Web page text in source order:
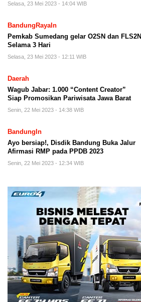
Selasa, 23 Mei 2023 - 14:04 WIB
BandungRayaIn
Pemkab Sumedang gelar O2SN dan FLS2N
Selama 3 Hari
Selasa, 23 Mei 2023 - 12:11 WIB
Daerah
Wagub Jabar: 1.000 “Content Creator”
Siap Promosikan Pariwisata Jawa Barat
Senin, 22 Mei 2023 - 14:38 WIB
BandungIn
Ayo bersiap!, Disdik Bandung Buka Jalur
Afirmasi RMP pada PPDB 2023
Senin, 22 Mei 2023 - 12:34 WIB